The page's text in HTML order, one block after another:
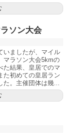
ソン大会
いましたが、マイル
マラソン大会5kmの
た結果、皇居でのマ
た初めての皇居ラン
。主催団体は幾...